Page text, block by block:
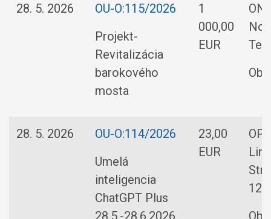
28. 5. 2026
OU-O:115/2026
Projekt-
Revitalizácia
barokového
mosta
1
000,00
EUR
28. 5. 2026
OU-O:114/2026
Umelá
inteligencia
ChatGPT Plus
28.5.-28.6.2026
23,00
EUR